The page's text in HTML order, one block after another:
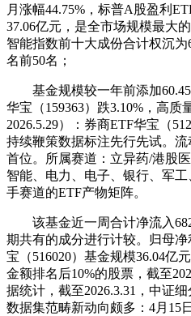
月涨幅44.75%，标普A股盈利
37.06亿元，是全市场规模最大
智能指数前十大成份合计权沉
名前50名；
基金规模较一年前添加60.45
华宝（159363）跌3.10%，高质
2026.5.29）：券商ETF华宝（
持续鞭策数据标注先行先试。
首位。所属赛道：立异药/港股
智能、电力、电子、银行、军
手赛道的ETF产物矩阵。
该基金近一周合计净流入
期共有的成分进行计较。归母
宝（516020）基金规模36.04亿
金额排名后10%的股票，截至
据统计，截至2026.3.31，中证
数据集范畴新动向颇多：4月15